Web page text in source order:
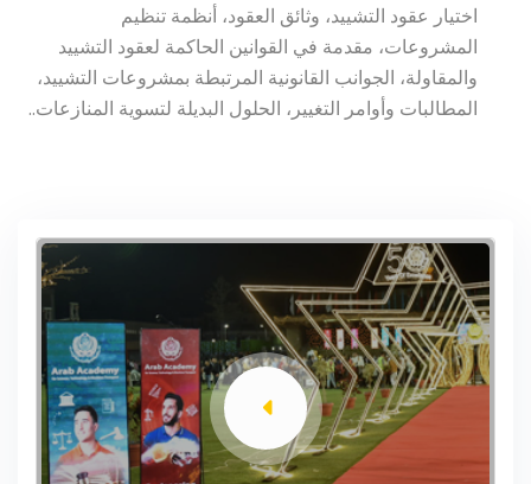
اختيار عقود التشييد، وثائق العقود، أنظمة تنظيم
المشروعات، مقدمة في القوانين الحاكمة لعقود التشييد
والمقاولة، الجوانب القانونية المرتبطة بمشروعات التشييد،
المطالبات وأوامر التغيير، الحلول البديلة لتسوية المنازعات..